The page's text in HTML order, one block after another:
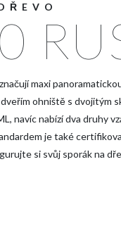
maxi
ohniště s dvojitým
navíc nabízí dva druhy
je také
si svůj sporák na